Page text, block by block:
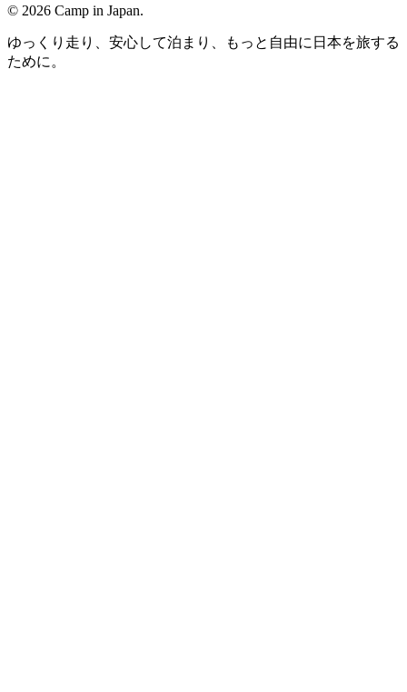
© 2026 Camp in Japan.
ゆっくり走り、安心して泊まり、もっと自由に日本を旅する
ために。